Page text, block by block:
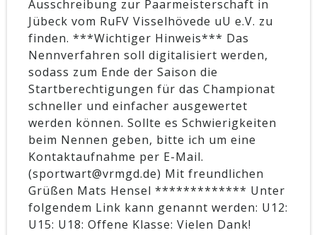
Ausschreibung zur Paarmeisterschaft in
Jübeck vom RuFV Visselhövede uU e.V. zu
finden. ***Wichtiger Hinweis*** Das
Nennverfahren soll digitalisiert werden,
sodass zum Ende der Saison die
Startberechtigungen für das Championat
schneller und einfacher ausgewertet
werden können. Sollte es Schwierigkeiten
beim Nennen geben, bitte ich um eine
Kontaktaufnahme per E-Mail.
(sportwart@vrmgd.de) Mit freundlichen
Grüßen Mats Hensel ************* Unter
folgendem Link kann genannt werden: U12:
U15: U18: Offene Klasse: Vielen Dank!